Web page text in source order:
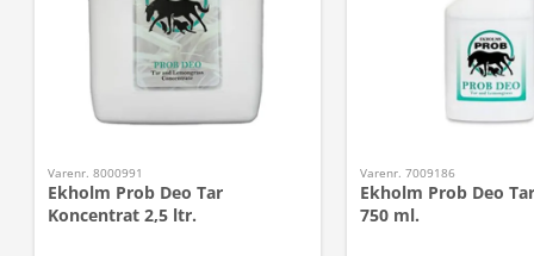
Varenr. 8000991
Ekholm Prob Deo Tar
Koncentrat 2,5 ltr.
Varenr. 7009186
Ekholm Prob Deo
750 ml.